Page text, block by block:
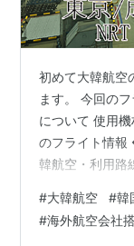
初めて大韓航空
ます。 今回の
について 使用
のフライト情
韓航空・利用路
HL8273・利用
アラインデータ
#大韓航空 #韓
#海外航空会社